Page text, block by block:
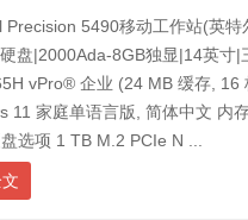
Precision 5490移动工作站(英
盘|2000Ada-8GB独显|14英
vPro® 企业 (24 MB 缓存, 16
11 家庭单语言版, 简体中文 内
选项 1 TB M.2 PCIe N ...